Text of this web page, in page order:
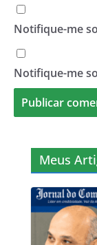
Notifique-me
Notifique-me
Meus